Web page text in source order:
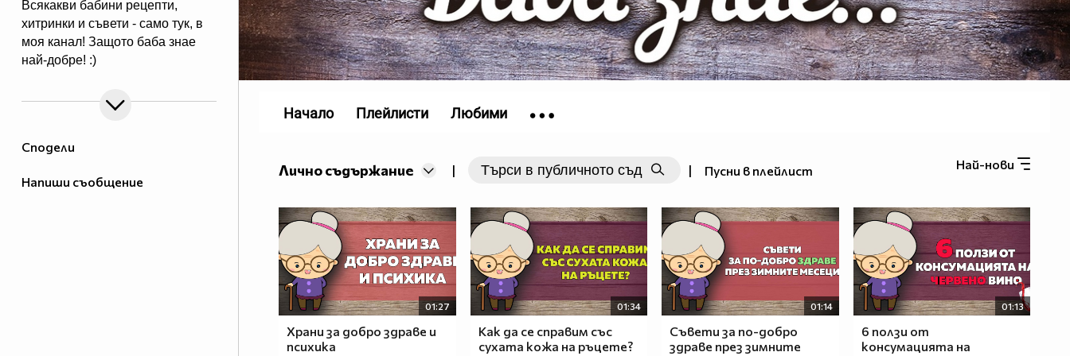
Сподели
Напиши съобщение
Всякакви бабини рецепти,
хитринки и съвети - само тук, в
моя канал! Защото баба знае
най-добре! :)
Най-нови
Лично съдържание | | Пусни в плейлист
01:27
Храни за добро здраве и
психика
01:34
Как да се справим със
сухата кожа на ръцете?
01:14
Съвети за по-добро
здраве през зимните
01:13
6 ползи от
консумацията на
Начало Плейлисти Любими